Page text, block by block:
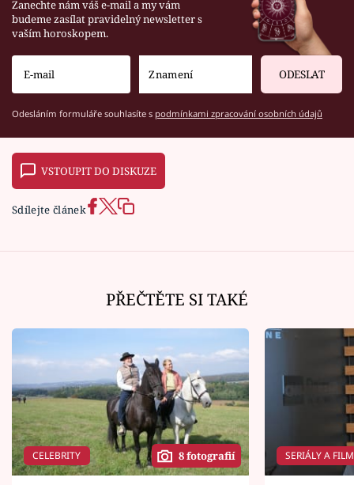
Zanechte nám váš e-mail a my vám
budeme zasílat pravidelný newsletter s
vaším horoskopem.
ODESLAT
Odesláním formuláře souhlasíte s podmínkami zpracování osobních údajů
VSTOUPIT DO DISKUZE
Sdílejte článek
PŘEČTĚTE SI TAKÉ
CELEBRITY 8 fotografií SERIÁLY A